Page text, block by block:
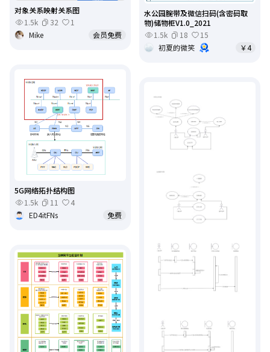
水公园腕带及微信扫码(含密码取
物)储物柜V1.0_2021
1.5k
18
15
初夏的微笑
￥4
对象关系映射关系图
1.5k
32
1
Mike
会员免费
5G网络拓扑结构图
1.5k
11
4
ED4itFNs
免费